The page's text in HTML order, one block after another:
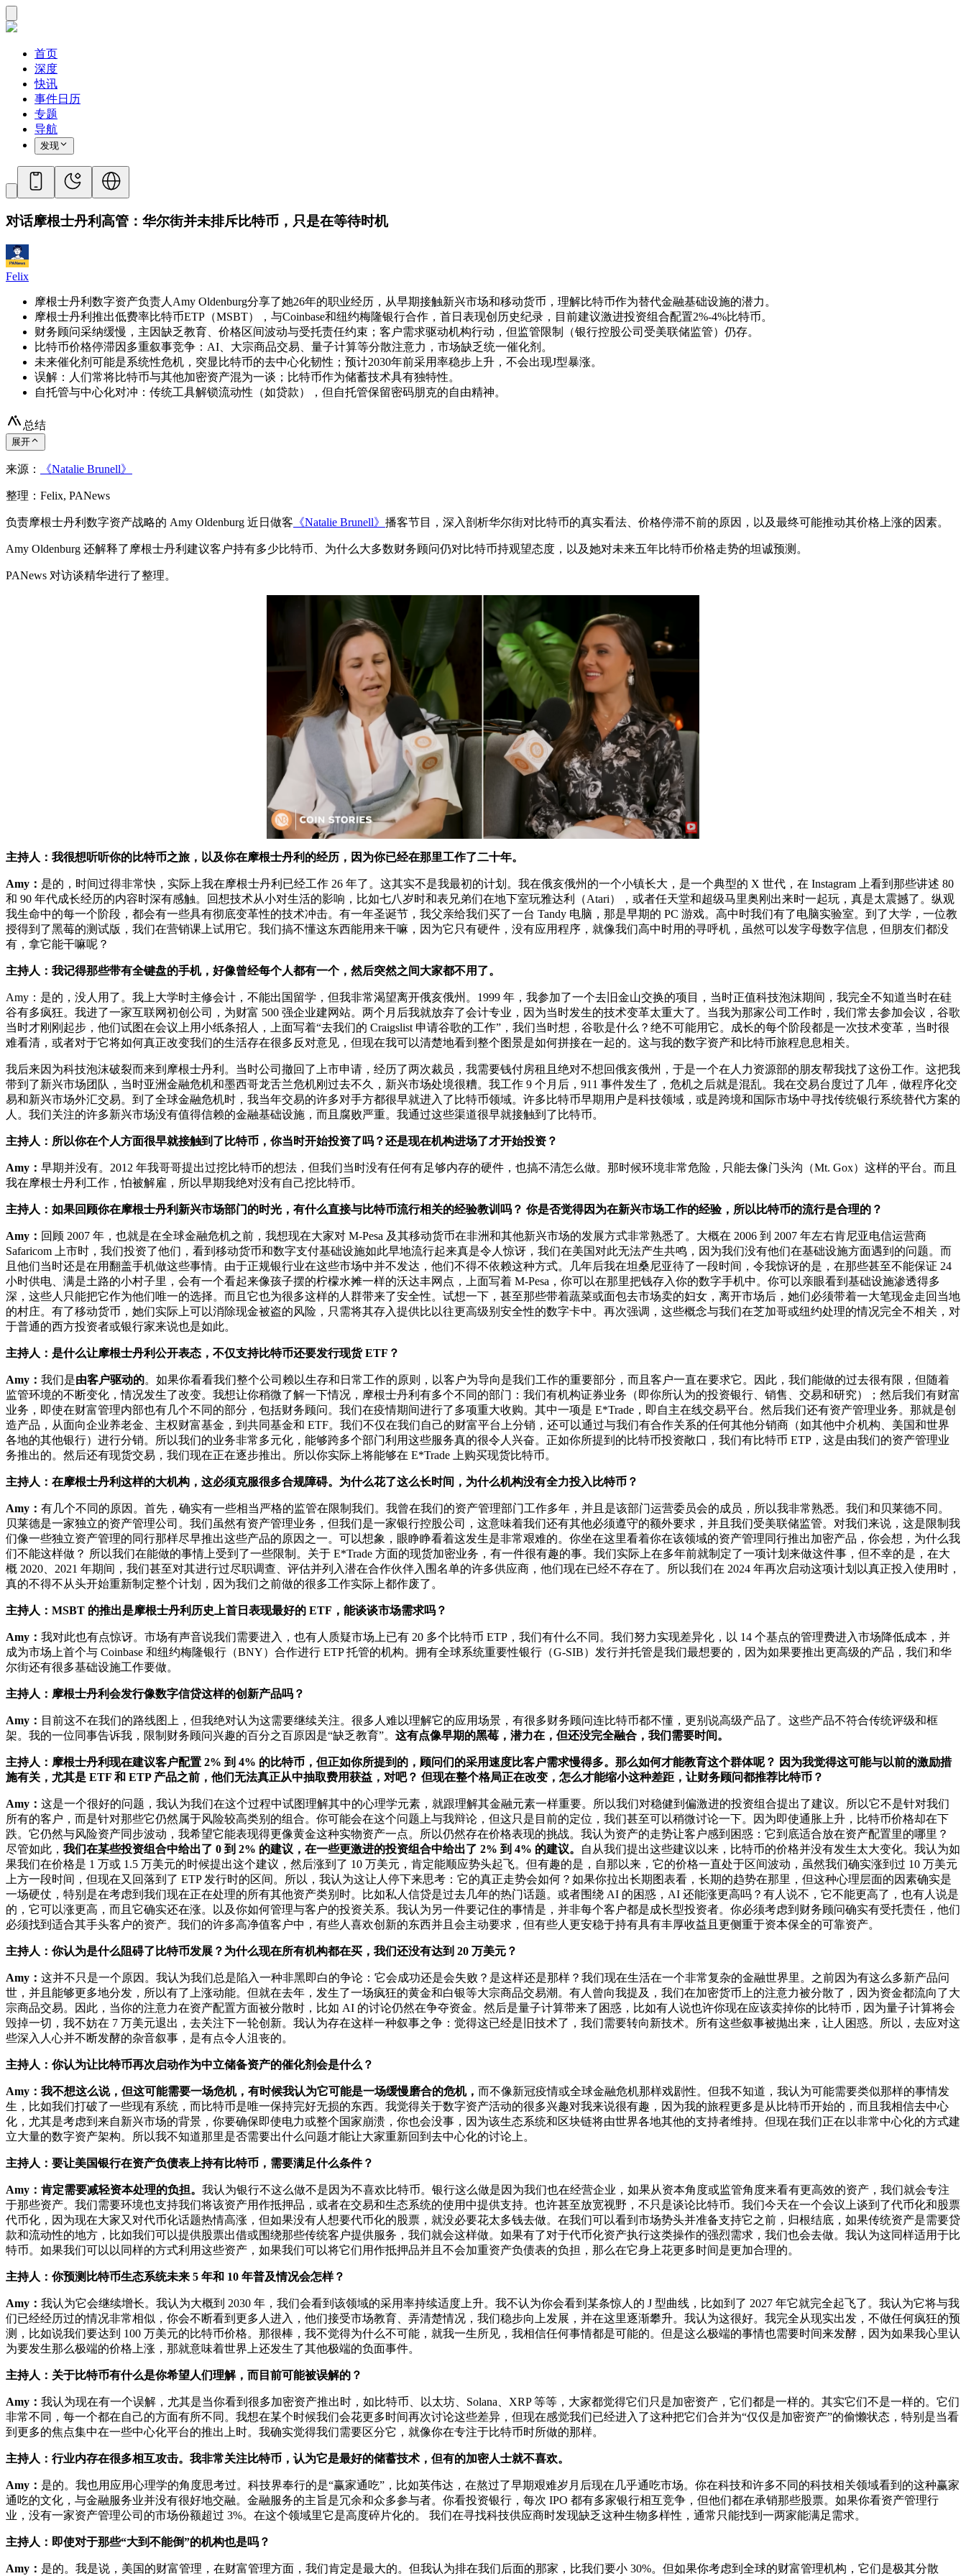
首页
深度
快讯
事件日历
专题
导航
发现
对话摩根士丹利高管：华尔街并未排斥比特币，只是在等待时机
Felix
摩根士丹利数字资产负责人Amy Oldenburg分享了她26年的职业经历，从早期接触新兴市场和移动货币，理解比特币作为替代金融基础设施的潜力。
摩根士丹利推出低费率比特币ETP（MSBT），与Coinbase和纽约梅隆银行合作，首日表现创历史纪录，目前建议激进投资组合配置2%-4%比特币。
财务顾问采纳缓慢，主因缺乏教育、价格区间波动与受托责任约束；客户需求驱动机构行动，但监管限制（银行控股公司受美联储监管）仍存。
比特币价格停滞因多重叙事竞争：AI、大宗商品交易、量子计算等分散注意力，市场缺乏统一催化剂。
未来催化剂可能是系统性危机，突显比特币的去中心化韧性；预计2030年前采用率稳步上升，不会出现J型暴涨。
误解：人们常将比特币与其他加密资产混为一谈；比特币作为储蓄技术具有独特性。
自托管与中心化对冲：传统工具解锁流动性（如贷款），但自托管保留密码朋克的自由精神。
总结
展开
来源： 《Natalie Brunell》
整理：Felix, PANews
负责摩根士丹利数字资产战略的 Amy Oldenburg 近日做客 《Natalie Brunell》 播客节目，深入剖析华尔街对比特币的真实看法、价格停滞不前的原因，以及最终可能推动其价格上涨的因素。
Amy Oldenburg 还解释了摩根士丹利建议客户持有多少比特币、为什么大多数财务顾问仍对比特币持观望态度，以及她对未来五年比特币价格走势的坦诚预测。
PANews 对访谈精华进行了整理。
主持人：我很想听听你的比特币之旅，以及你在摩根士丹利的经历，因为你已经在那里工作了二十年。
Amy： 是的，时间过得非常快，实际上我在摩根士丹利已经工作 26 年了。这其实不是我最初的计划。我在俄亥俄州的一个小镇长大，是一个典型的 X 世代，在 Instagram 上看到那些讲述 80
和 90 年代成长经历的内容时深有感触。回想技术从小对生活的影响，比如七八岁时和表兄弟们在地下室玩雅达利（Atari），或者任天堂和超级马里奥刚出来时一起玩，真是太震撼了。纵观
我生命中的每一个阶段，都会有一些具有彻底变革性的技术冲击。有一年圣诞节，我父亲给我们买了一台 Tandy 电脑，那是早期的 PC 游戏。高中时我们有了电脑实验室。到了大学，一位教
授得到了黑莓的测试版，我们在营销课上试用它。我们搞不懂这东西能用来干嘛，因为它只有硬件，没有应用程序，就像我们高中时用的寻呼机，虽然可以发字母数字信息，但朋友们都没
有，拿它能干嘛呢？
主持人：我记得那些带有全键盘的手机，好像曾经每个人都有一个，然后突然之间大家都不用了。
Amy：是的，没人用了。我上大学时主修会计，不能出国留学，但我非常渴望离开俄亥俄州。1999 年，我参加了一个去旧金山交换的项目，当时正值科技泡沫期间，我完全不知道当时在硅
谷有多疯狂。我进了一家互联网初创公司，为财富 500 强企业建网站。两个月后我就放弃了会计专业，因为当时发生的技术变革太重大了。当我为那家公司工作时，我们常去参加会议，谷歌
当时才刚刚起步，他们试图在会议上用小纸条招人，上面写着“去我们的 Craigslist 申请谷歌的工作”，我们当时想，谷歌是什么？绝不可能用它。成长的每个阶段都是一次技术变革，当时很
难看清，或者对于它将如何真正改变我们的生活存在很多反对意见，但现在我可以清楚地看到整个图景是如何拼接在一起的。这与我的数字资产和比特币旅程息息相关。
我后来因为科技泡沫破裂而来到摩根士丹利。当时公司撤回了上市申请，经历了两次裁员，我需要钱付房租且绝对不想回俄亥俄州，于是一个在人力资源部的朋友帮我找了这份工作。这把我
带到了新兴市场团队，当时亚洲金融危机和墨西哥龙舌兰危机刚过去不久，新兴市场处境很糟。我工作 9 个月后，911 事件发生了，危机之后就是混乱。我在交易台度过了几年，做程序化交
易和新兴市场外汇交易。到了全球金融危机时，我当年交易的许多对手方都很早就进入了比特币领域。许多比特币早期用户是科技领域，或是跨境和国际市场中寻找传统银行系统替代方案的
人。我们关注的许多新兴市场没有值得信赖的金融基础设施，而且腐败严重。我通过这些渠道很早就接触到了比特币。
主持人：所以你在个人方面很早就接触到了比特币，你当时开始投资了吗？还是现在机构进场了才开始投资？
Amy： 早期并没有。2012 年我哥哥提出过挖比特币的想法，但我们当时没有任何有足够内存的硬件，也搞不清怎么做。那时候环境非常危险，只能去像门头沟（Mt. Gox）这样的平台。而且
我在摩根士丹利工作，怕被解雇，所以早期我绝对没有自己挖比特币。
主持人：如果回顾你在摩根士丹利新兴市场部门的时光，有什么直接与比特币流行相关的经验教训吗？ 你是否觉得因为在新兴市场工作的经验，所以比特币的流行是合理的？
Amy： 回顾 2007 年，也就是在全球金融危机之前，我想现在大家对 M-Pesa 及其移动货币在非洲和其他新兴市场的发展方式非常熟悉了。大概在 2006 到 2007 年左右肯尼亚电信运营商
Safaricom 上市时，我们投资了他们，看到移动货币和数字支付基础设施如此早地流行起来真是令人惊讶，我们在美国对此无法产生共鸣，因为我们没有他们在基础设施方面遇到的问题。而
且他们当时还是在用翻盖手机做这些事情。由于正规银行业在这些市场中并不发达，他们不得不依赖这种方式。几年后我在坦桑尼亚待了一段时间，令我惊讶的是，在那些甚至不能保证 24
小时供电、满是土路的小村子里，会有一个看起来像孩子摆的柠檬水摊一样的沃达丰网点，上面写着 M-Pesa，你可以在那里把钱存入你的数字手机中。你可以亲眼看到基础设施渗透得多
深，这些人只能把它作为他们唯一的选择。而且它也为很多这样的人群带来了安全性。试想一下，甚至那些带着蔬菜或面包去市场卖的妇女，离开市场后，她们必须带着一大笔现金走回当地
的村庄。有了移动货币，她们实际上可以消除现金被盗的风险，只需将其存入提供比以往更高级别安全性的数字卡中。再次强调，这些概念与我们在芝加哥或纽约处理的情况完全不相关，对
于普通的西方投资者或银行家来说也是如此。
主持人：是什么让摩根士丹利公开表态，不仅支持比特币还要发行现货 ETF？
Amy： 我们是由客户驱动的。如果你看看我们整个公司赖以生存和日常工作的原则，以客户为导向是我们工作的重要部分，而且客户一直在要求它。因此，我们能做的过去很有限，但随着
监管环境的不断变化，情况发生了改变。我想让你稍微了解一下情况，摩根士丹利有多个不同的部门：我们有机构证券业务（即你所认为的投资银行、销售、交易和研究）；然后我们有财富
业务，即使在财富管理内部也有几个不同的部分，包括财务顾问。我们在疫情期间进行了多项重大收购。其中一项是 E*Trade，即自主在线交易平台。然后我们还有资产管理业务。那就是创
造产品，从面向企业养老金、主权财富基金，到共同基金和 ETF。我们不仅在我们自己的财富平台上分销，还可以通过与我们有合作关系的任何其他分销商（如其他中介机构、美国和世界
各地的其他银行）进行分销。所以我们的业务非常多元化，能够跨多个部门利用这些服务真的很令人兴奋。正如你所提到的比特币投资敞口，我们有比特币 ETP，这是由我们的资产管理业
务推出的。然后还有现货交易，我们现在正在逐步推出。所以你实际上将能够在 E*Trade 上购买现货比特币。
主持人：在摩根士丹利这样的大机构，这必须克服很多合规障碍。为什么花了这么长时间，为什么机构没有全力投入比特币？
Amy： 有几个不同的原因。首先，确实有一些相当严格的监管在限制我们。我曾在我们的资产管理部门工作多年，并且是该部门运营委员会的成员，所以我非常熟悉。我们和贝莱德不同。
贝莱德是一家独立的资产管理公司。我们虽然有资产管理业务，但我们是一家银行控股公司，这意味着我们还有其他必须遵守的额外要求，并且我们受美联储监管。对我们来说，这是限制我
们像一些独立资产管理的同行那样尽早推出这些产品的原因之一。可以想象，眼睁睁看着这发生是非常艰难的。你坐在这里看着你在该领域的资产管理同行推出加密产品，你会想，为什么我
们不能这样做？ 所以我们在能做的事情上受到了一些限制。关于 E*Trade 方面的现货加密业务，有一件很有趣的事。我们实际上在多年前就制定了一项计划来做这件事，但不幸的是，在大
概 2020、2021 年期间，我们甚至对其进行过尽职调查、评估并列入潜在合作伙伴入围名单的许多供应商，他们现在已经不存在了。所以我们在 2024 年再次启动这项计划以真正投入使用时，
真的不得不从头开始重新制定整个计划，因为我们之前做的很多工作实际上都作废了。
主持人：MSBT 的推出是摩根士丹利历史上首日表现最好的 ETF，能谈谈市场需求吗？
Amy： 我对此也有点惊讶。市场有声音说我们需要进入，也有人质疑市场上已有 20 多个比特币 ETP，我们有什么不同。我们努力实现差异化，以 14 个基点的管理费进入市场降低成本，并
成为市场上首个与 Coinbase 和纽约梅隆银行（BNY）合作进行 ETP 托管的机构。拥有全球系统重要性银行（G-SIB）发行并托管是我们最想要的，因为如果要推出更高级的产品，我们和华
尔街还有很多基础设施工作要做。
主持人：摩根士丹利会发行像数字信贷这样的创新产品吗？
Amy： 目前这不在我们的路线图上，但我绝对认为这需要继续关注。很多人难以理解它的应用场景，有很多财务顾问连比特币都不懂，更别说高级产品了。这些产品不符合传统评级和框
架。我的一位同事告诉我，限制财务顾问兴趣的百分之百原因是“缺乏教育”。 这有点像早期的黑莓，潜力在，但还没完全融合，我们需要时间。
主持人：摩根士丹利现在建议客户配置 2% 到 4% 的比特币，但正如你所提到的，顾问们的采用速度比客户需求慢得多。那么如何才能教育这个群体呢？ 因为我觉得这可能与以前的激励措
施有关，尤其是 ETF 和 ETP 产品之前，他们无法真正从中抽取费用获益，对吧？ 但现在整个格局正在改变，怎么才能缩小这种差距，让财务顾问都推荐比特币？
Amy： 这是一个很好的问题，我认为我们在这个过程中试图理解其中的心理学元素，就跟理解其金融元素一样重要。所以我们对稳健到偏激进的投资组合提出了建议。所以它不是针对我们
所有的客户，而是针对那些它仍然属于风险较高类别的组合。你可能会在这个问题上与我辩论，但这只是目前的定位，我们甚至可以稍微讨论一下。因为即使通胀上升，比特币价格却在下
跌。它仍然与风险资产同步波动，我希望它能表现得更像黄金这种实物资产一点。所以仍然存在价格表现的挑战。我认为资产的走势让客户感到困惑：它到底适合放在资产配置里的哪里？
尽管如此， 我们在某些投资组合中给出了 0 到 2% 的建议，在一些更激进的投资组合中给出了 2% 到 4% 的建议。
自从我们提出这些建议以来，比特币的价格并没有发生太大变化。我认为如
果我们在价格是 1 万或 1.5 万美元的时候提出这个建议，然后涨到了 10 万美元，肯定能顺应势头起飞。但有趣的是，自那以来，它的价格一直处于区间波动，虽然我们确实涨到过 10 万美元
上方一段时间，但现在又回落到了 ETP 发行时的区间。所以，我认为这让人停下来思考：它的真正走势会如何？如果你拉出长期图表看，长期的趋势在那里，但这种心理层面的因素确实是
一场硬仗，特别是在考虑到我们现在正在处理的所有其他资产类别时。比如私人信贷是过去几年的热门话题。或者围绕 AI 的困惑，AI 还能涨更高吗？有人说不，它不能更高了，也有人说是
的，它可以涨更高，而且它确实还在涨。以及你如何管理与客户的投资关系。我认为另一件要记住的事情是，并非每个客户都是成长型投资者。你必须考虑到财务顾问确实有受托责任，他们
必须找到适合其手头客户的资产。我们的许多高净值客户中，有些人喜欢创新的东西并且会主动要求，但有些人更安稳于持有具有丰厚收益且更侧重于资本保全的可靠资产。
主持人：你认为是什么阻碍了比特币发展？为什么现在所有机构都在买，我们还没有达到 20 万美元？
Amy： 这并不只是一个原因。我认为我们总是陷入一种非黑即白的争论：它会成功还是会失败？是这样还是那样？我们现在生活在一个非常复杂的金融世界里。之前因为有这么多新产品问
世，并且能够更多地分发，所以有了上涨动能。但就在去年，发生了一场疯狂的黄金和白银等大宗商品交易潮。有人曾向我提及，我们在加密货币上的注意力被分散了，因为资金都流向了大
宗商品交易。因此，当你的注意力在资产配置方面被分散时，比如 AI 的讨论仍然在争夺资金。然后是量子计算带来了困惑，比如有人说也许你现在应该卖掉你的比特币，因为量子计算将会
毁掉一切，我不妨在 7 万美元退出，去关注下一轮创新。我认为存在这样一种叙事之争：觉得这已经是旧技术了，我们需要转向新技术。所有这些叙事被抛出来，让人困惑。所以，去应对这
些深入人心并不断发酵的杂音叙事，是有点令人沮丧的。
主持人：你认为让比特币再次启动作为中立储备资产的催化剂会是什么？
Amy：我不想这么说，但这可能需要一场危机，有时候我认为它可能是一场缓慢磨合的危机， 而不像新冠疫情或全球金融危机那样戏剧性。但我不知道，我认为可能需要类似那样的事情发
生，比如我们打破了一些现有系统，而比特币是唯一保持完好无损的东西。我觉得关于数字资产活动的很多兴趣对我来说很有趣，因为我的旅程更多是从比特币开始的，而且我相信去中心
化，尤其是考虑到来自新兴市场的背景，你要确保即使电力或整个国家崩溃，你也会没事，因为该生态系统和区块链将由世界各地其他的支持者维持。但现在我们正在以非常中心化的方式建
立大量的数字资产架构。所以我不知道那里是否需要出什么问题才能让大家重新回到去中心化的讨论上。
主持人：要让美国银行在资产负债表上持有比特币，需要满足什么条件？
Amy：肯定需要减轻资本处理的负担。 我认为银行不这么做不是因为不喜欢比特币。银行这么做是因为我们也在经营企业，如果从资本角度或监管角度来看有更高效的资产，我们就会专注
于那些资产。我们需要环境也支持我们将该资产用作抵押品，或者在交易和生态系统的使用中提供支持。也许甚至放宽视野，不只是谈论比特币。我们今天在一个会议上谈到了代币化和股票
代币化，因为现在大家又对代币化话题热情高涨，但如果没有人想要代币化的股票，就没必要花太多钱去做。在我们可以看到市场势头并准备支持它之前，归根结底，如果传统资产是需要贷
款和流动性的地方，比如我们可以提供股票出借或围绕那些传统客户提供服务，我们就会这样做。如果有了对于代币化资产执行这类操作的强烈需求，我们也会去做。我认为这同样适用于比
特币。如果我们可以以同样的方式利用这些资产，如果我们可以将它们用作抵押品并且不会加重资产负债表的负担，那么在它身上花更多时间是更加合理的。
主持人：你预测比特币生态系统未来 5 年和 10 年普及情况会怎样？
Amy： 我认为它会继续增长。我认为大概到 2030 年，我们会看到该领域的采用率持续适度上升。我不认为你会看到某条惊人的 J 型曲线，比如到了 2027 年它就完全起飞了。我认为它将与我
们已经经历过的情况非常相似，你会不断看到更多人进入，他们接受市场教育、弄清楚情况，我们稳步向上发展，并在这里逐渐攀升。我认为这很好。我完全从现实出发，不做任何疯狂的预
测，比如说我们要达到 100 万美元的比特币价格。那很棒，我不觉得为什么不可能，就我一生所见，我相信任何事情都是可能的。但是这么极端的事情也需要时间来发酵，因为如果我心里认
为要发生那么极端的价格上涨，那就意味着世界上还发生了其他极端的负面事件。
主持人：关于比特币有什么是你希望人们理解，而目前可能被误解的？
Amy： 我认为现在有一个误解，尤其是当你看到很多加密资产推出时，如比特币、以太坊、Solana、XRP 等等，大家都觉得它们只是加密资产，它们都是一样的。其实它们不是一样的。它们
非常不同，每一个都在自己的方面有所不同。我想在某个时候我们会花更多时间再次讨论这些差异，但现在感觉我们已经进入了这种把它们合并为“仅仅是加密资产”的偷懒状态，特别是当看
到更多的焦点集中在一些中心化平台的推出上时。我确实觉得我们需要区分它，就像你在专注于比特币时所做的那样。
主持人：行业内存在很多相互攻击。我非常关注比特币，认为它是最好的储蓄技术，但有的加密人士就不喜欢。
Amy： 是的。我也用应用心理学的角度思考过。科技界奉行的是“赢家通吃”，比如英伟达，在熬过了早期艰难岁月后现在几乎通吃市场。你在科技和许多不同的科技相关领域看到的这种赢家
通吃的文化，与金融服务业并没有很好地交融。金融服务的主旨是冗余和众多参与者。你看投资银行，每次 IPO 都有多家银行相互竞争，但他们都在承销那些股票。如果你看资产管理行
业，没有一家资产管理公司的市场份额超过 3%。在这个领域里它是高度碎片化的。 我们在寻找科技供应商时发现缺乏这种生物多样性，通常只能找到一两家能满足需求。
主持人：即使对于那些“大到不能倒”的机构也是吗？
Amy： 是的。我是说，美国的财富管理，在财富管理方面，我们肯定是最大的。但我认为排在我们后面的那家，比我们要小 30%。但如果你考虑到全球的财富管理机构，它们是极其分散